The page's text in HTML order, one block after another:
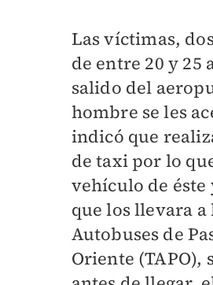
Las víctimas,
de entre 20 y 25
salido del
hombre se les
indicó que
de taxi por lo
vehículo de éste
que los llevara
Autobuses de
Oriente (TAPO),